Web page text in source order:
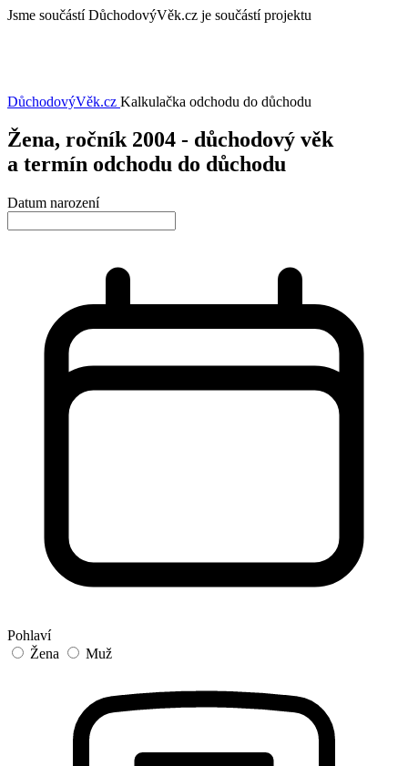
Jsme součástí DůchodovýVěk.cz je součástí projektu
DůchodovýVěk.cz Kalkulačka odchodu do důchodu
Žena, ročník 2004 - důchodový věk
a termín odchodu do důchodu
Datum narození
Pohlaví
Žena
Muž